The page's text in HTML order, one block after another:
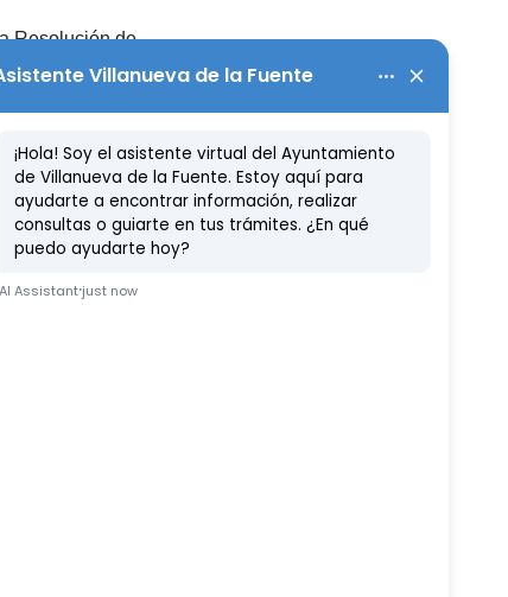
Resolución de
la convocatoria
en un 80% por
X